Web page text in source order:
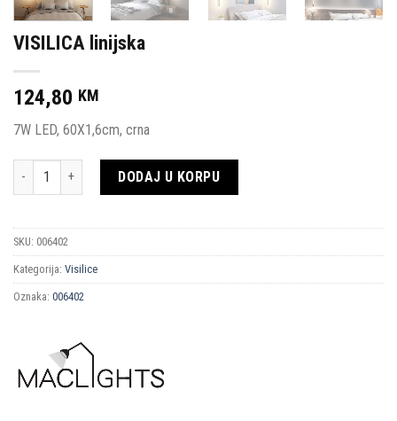
VISILICA linijska
124,80 KM
7W LED, 60X1,6cm, crna
Količina DODAJ U KORPU
SKU: 006402
Kategorija: Visilice
Oznaka: 006402